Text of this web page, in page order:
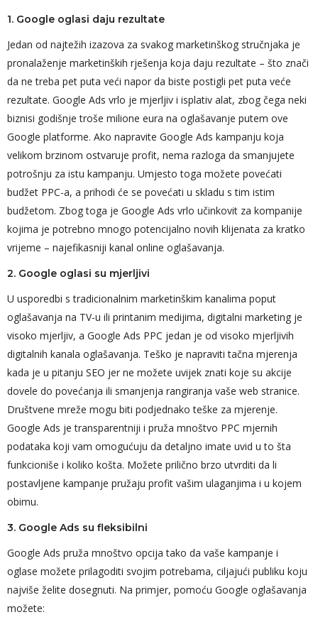
1. Google oglasi daju rezultate
Jedan od najtežih izazova za svakog marketinškog stručnjaka je
pronalaženje marketinških rješenja koja daju rezultate – što znači
da ne treba pet puta veći napor da biste postigli pet puta veće
rezultate. Google Ads vrlo je mjerljiv i isplativ alat, zbog čega neki
biznisi godišnje troše milione eura na oglašavanje putem ove
Google platforme. Ako napravite Google Ads kampanju koja
velikom brzinom ostvaruje profit, nema razloga da smanjujete
potrošnju za istu kampanju. Umjesto toga možete povećati
budžet PPC-a, a prihodi će se povećati u skladu s tim istim
budžetom. Zbog toga je Google Ads vrlo učinkovit za kompanije
kojima je potrebno mnogo potencijalno novih klijenata za kratko
vrijeme – najefikasniji kanal online oglašavanja.
2. Google oglasi su mjerljivi
U usporedbi s tradicionalnim marketinškim kanalima poput
oglašavanja na TV-u ili printanim medijima, digitalni marketing je
visoko mjerljiv, a Google Ads PPC jedan je od visoko mjerljivih
digitalnih kanala oglašavanja. Teško je napraviti tačna mjerenja
kada je u pitanju SEO jer ne možete uvijek znati koje su akcije
dovele do povećanja ili smanjenja rangiranja vaše web stranice.
Društvene mreže mogu biti podjednako teške za mjerenje.
Google Ads je transparentniji i pruža mnoštvo PPC mjernih
podataka koji vam omogućuju da detaljno imate uvid u to šta
funkcioniše i koliko košta. Možete prilično brzo utvrditi da li
postavljene kampanje pružaju profit vašim ulaganjima i u kojem
obimu.
3. Google Ads su fleksibilni
Google Ads pruža mnoštvo opcija tako da vaše kampanje i
oglase možete prilagoditi svojim potrebama, ciljajući publiku koju
najviše želite dosegnuti. Na primjer, pomoću Google oglašavanja
možete: